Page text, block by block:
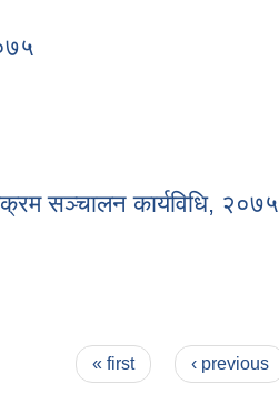
सञ्चालन कार्यविधि, २०७५
« first ‹ previous